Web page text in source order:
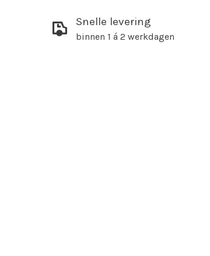
Snelle levering
binnen 1 á 2 werkdagen